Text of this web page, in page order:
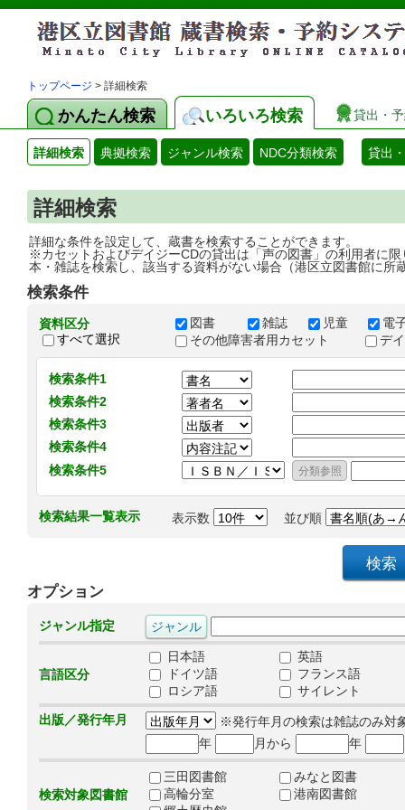
トップページ > 詳細検索
かんたん検索 いろいろ検索 貸出・
詳細検索 典拠検索 ジャンル検索 NDC分類検索 貸出
詳細検索
詳細な条件を設定して、蔵書を検索することができます。
※カセットおよびデイジーCDの貸出は「声の図書」の利用者に限
本・雑誌を検索し、該当する資料がない場合（港区立図書館に所
検索条件
資料区分
すべて選択
図書 雑誌 児童
電
その他障害者用カセット
デ
検索条件1
検索条件2
検索条件3
検索条件4
検索条件5
検索結果一覧表示 表示数 並び順
オプション
ジャンル指定
言語区分
日本語
英語
ドイツ語
フランス語
ロシア語
サイレント
出版／発行年月
※発行年月の検索は雑誌のみ対
年
月から 年
検索対象図書館
三田図書館
みなと図書
高輪分室
港南図書館